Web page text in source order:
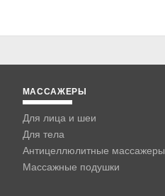
МАССАЖЕРЫ
Для лица и шеи
Для тела
Антицеллюлитные массажеры
Массажные подушки